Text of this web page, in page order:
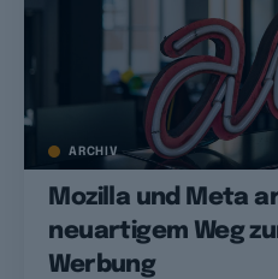
ARCHIV
Mozilla und Meta
neuartigem Weg
Werbung